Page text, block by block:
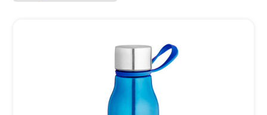
A nossa empresa está comprometida a proteger e respeitar
sua privacidade, utilizaremos seus dados apenas para fins
de marketing. Você pode alterar suas preferências a